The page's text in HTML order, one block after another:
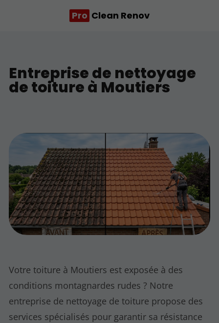
Pro Clean Renov
Entreprise de nettoyage
de toiture à Moutiers
Votre toiture à Moutiers est exposée à des
conditions montagnardes rudes ? Notre
entreprise de nettoyage de toiture propose des
services spécialisés pour garantir sa résistance